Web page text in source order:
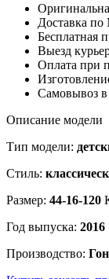
Доставка
Бесплатная
Выезд
Оплата при
Самовывоз в
Описание модели
Тип модели:
Стиль:
Размер: 44-16-120
Год выпуска: 2016
Производство: